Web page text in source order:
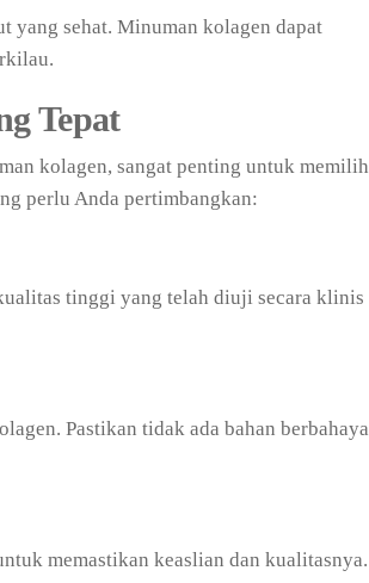
yang sehat. Minuman kolagen dapat
Tepat
kolagen, sangat penting untuk memilih
perlu Anda pertimbangkan:
tinggi yang telah diuji secara klinis
Pastikan tidak ada bahan berbahaya
memastikan keaslian dan kualitasnya.